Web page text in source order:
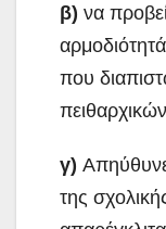
β) να
που
γ)
της